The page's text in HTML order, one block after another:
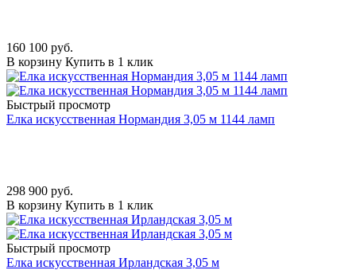
160 100 руб.
В корзину Купить в 1 клик
Быстрый просмотр
Елка искусственная Нормандия 3,05 м 1144 ламп
298 900 руб.
В корзину Купить в 1 клик
Быстрый просмотр
Елка искусственная Ирландская 3,05 м